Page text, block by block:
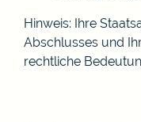
Hinweis: Ihre
Abschlusses und
rechtliche